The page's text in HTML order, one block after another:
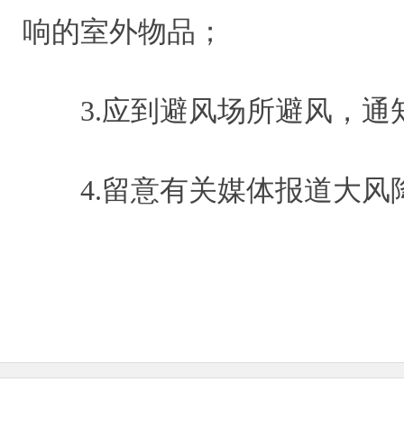
响的室外物品；
3.应到避风场所避风，
4.留意有关媒体报道大